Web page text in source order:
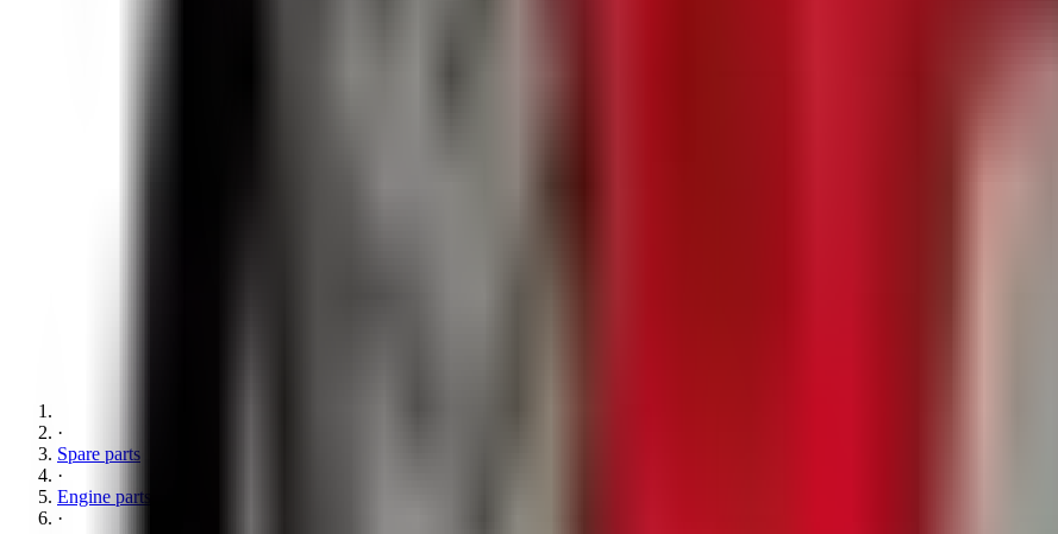
·
Spare parts
·
Engine parts
·